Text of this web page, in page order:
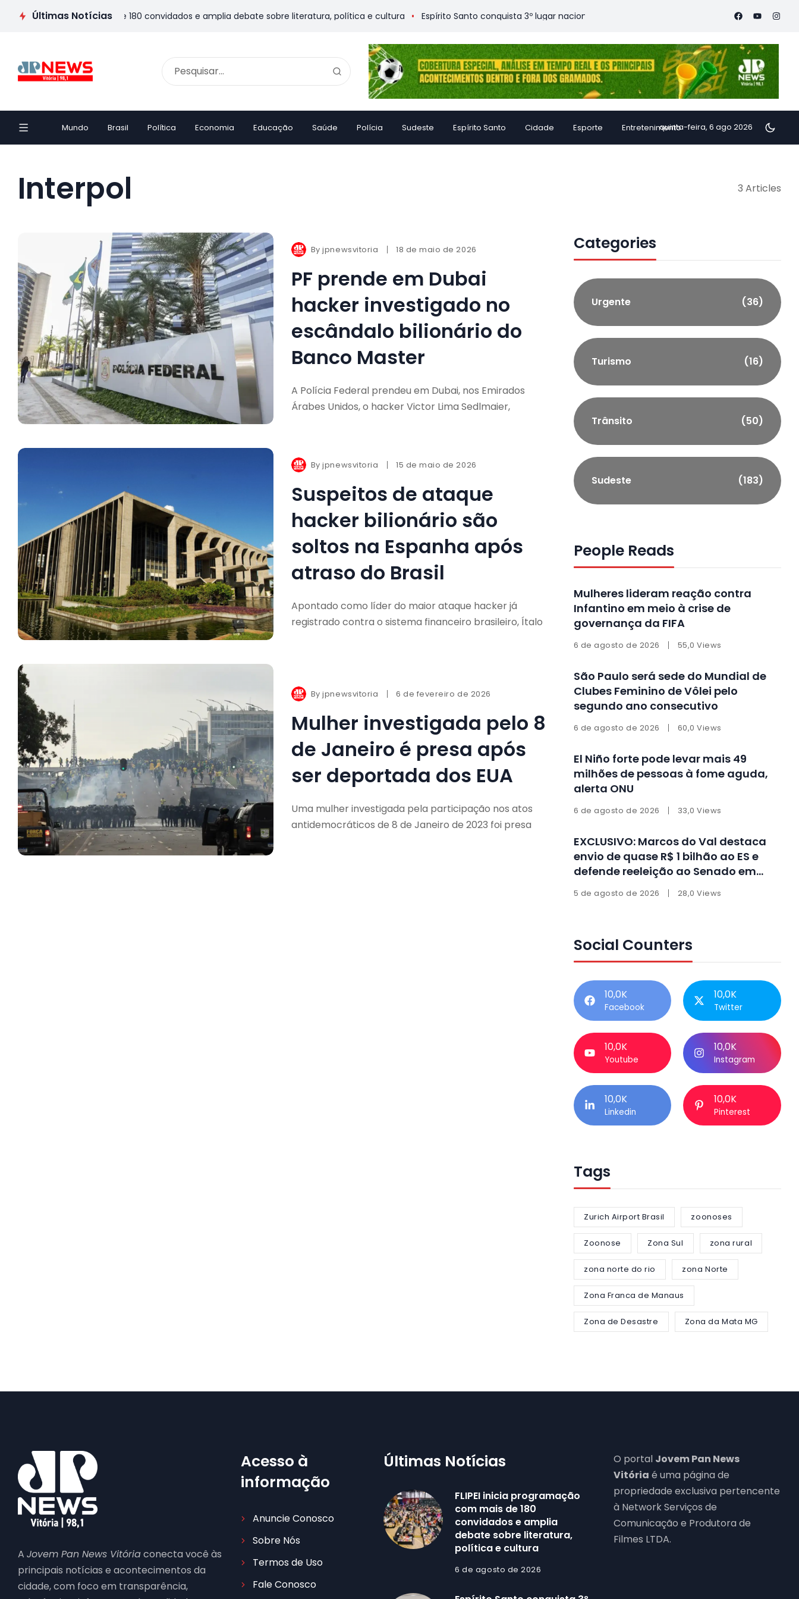
Últimas Notícias
com mais de 180 convidados e amplia debate sobre literatura, política e cultura Espírito Santo conquista 3º lugar nacional nos anos finais do Ensino Fundamental, aponta Ideb
Mundo Brasil Política Economia Educação Saúde Polícia Sudeste Espírito Santo Cidade Esporte Entretenimentoquinta-feira, 6 ago 2026
Interpol 3 Articles
Byjpnewsvitoria 18 de maio de 2026
PF prende em Dubai
hacker investigado no
escândalo bilionário do
Banco Master
A Polícia Federal prendeu em Dubai, nos Emirados
Árabes Unidos, o hacker Victor Lima Sedlmaier,
Byjpnewsvitoria 15 de maio de 2026
Suspeitos de ataque
hacker bilionário são
soltos na Espanha após
atraso do Brasil
Apontado como líder do maior ataque hacker já
registrado contra o sistema financeiro brasileiro, Ítalo
Byjpnewsvitoria 6 de fevereiro de 2026
Mulher investigada pelo 8
de Janeiro é presa após
ser deportada dos EUA
Uma mulher investigada pela participação nos atos
antidemocráticos de 8 de Janeiro de 2023 foi presa
Categories
Urgente (36)
Turismo (16)
Trânsito (50)
Sudeste (183)
People Reads
Mulheres lideram reação contra
Infantino em meio à crise de
governança da FIFA
6 de agosto de 2026 55,0 Views
São Paulo será sede do Mundial de
Clubes Feminino de Vôlei pelo
segundo ano consecutivo
6 de agosto de 2026 60,0 Views
El Niño forte pode levar mais 49
milhões de pessoas à fome aguda,
alerta ONU
6 de agosto de 2026 33,0 Views
EXCLUSIVO: Marcos do Val destaca
envio de quase R$ 1 bilhão ao ES e
defende reeleição ao Senado em
5 de agosto de 2026 28,0 Views
Social Counters
10,0K
Facebook
10,0K
Twitter
10,0K
Youtube
10,0K
Instagram
10,0K
Linkedin
10,0K
Pinterest
Tags
Zurich Airport Brasil zoonoses
Zoonose Zona Sul zona rural
zona norte do rio zona Norte
Zona Franca de Manaus
Zona de Desastre Zona da Mata MG
A Jovem Pan News Vitóriaconecta você às
principais notícias e acontecimentos da
cidade, com foco em transparência,
Acesso à
informação
Anuncie Conosco
Sobre Nós
Termos de Uso
Fale Conosco
Últimas Notícias
FLIPEI inicia programação
com mais de 180
convidados e amplia
debate sobre literatura,
política e cultura
6 de agosto de 2026
O portal Jovem Pan News
Vitória é uma página de
propriedade exclusiva pertencente
à Network Serviços de
Comunicação e Produtora de
Filmes LTDA.